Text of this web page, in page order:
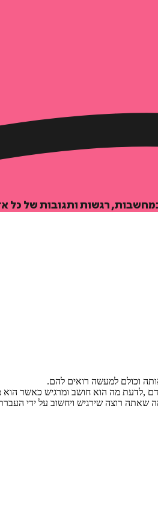
רגשות ותגובות של כל
וכולם למעשה רואים להם.
אדם ,לדעת מה הוא חושב ומרגיש
רוצה שירגיש ויחשוב על ידי העברת